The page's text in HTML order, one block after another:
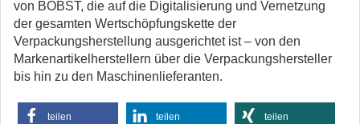
von BOBST, die auf die Digitalisierung und Vernetzung
der gesamten Wertschöpfungskette der
Verpackungsherstellung ausgerichtet ist – von den
Markenartikelherstellern über die Verpackungshersteller
bis hin zu den Maschinenlieferanten.
teilen teilen teilen